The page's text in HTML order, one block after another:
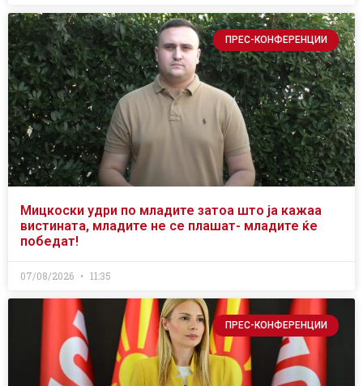
ПРЕС-КОНФЕРЕНЦИИ
Мицкоски удри по младите затоа што ја кажаа
вистината, младите не се плашат- младите ќе
победат!
07/08/2026 11:35
ПРЕС-КОНФЕРЕНЦИИ